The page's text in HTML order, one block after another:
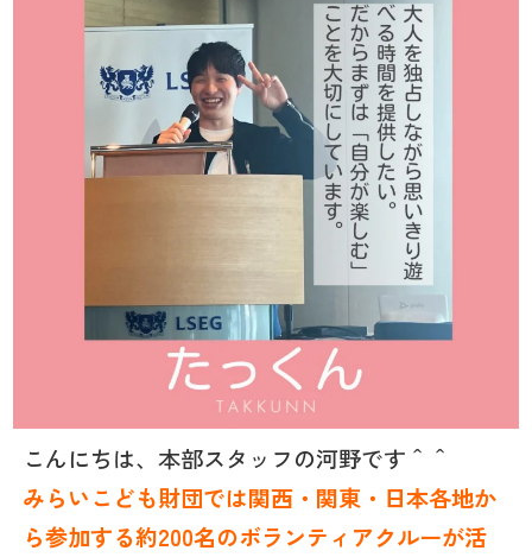
こんにちは、本部スタッフの河野です＾＾
みらいこども財団では関西・関東・日本各地か
ら参加する約200名のボランティアクルーが活